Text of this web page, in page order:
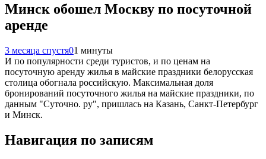
Минск обошел Москву по посуточной
аренде
3 месяца спустя01 минуты
И по популярности среди туристов, и по ценам на
посуточную аренду жилья в майские праздники белорусская
столица обогнала российскую. Максимальная доля
бронирований посуточного жилья на майские праздники, по
данным "Суточно. ру", пришлась на Казань, Санкт‑Петербург
и Минск.
Навигация по записям